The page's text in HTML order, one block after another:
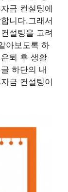
금 컨설팅에
니다.그래서
설팅을 고려
아보도록 하
퇴 후 생활
하단의 내
금 컨설팅이